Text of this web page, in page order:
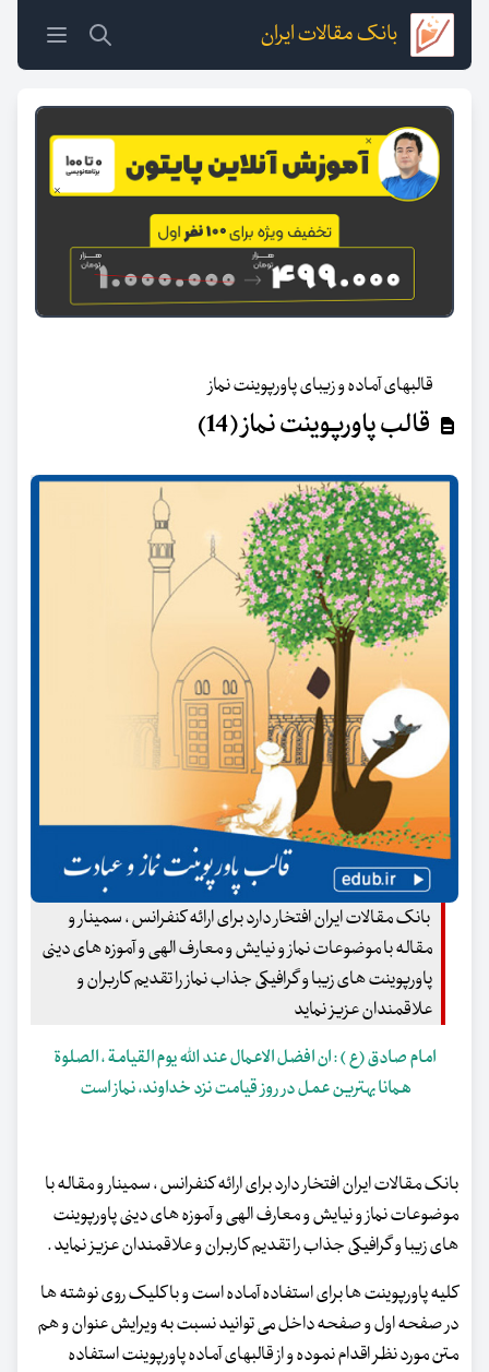
بانک مقالات ایران
قالبهای آماده و زیبای پاورپوینت نماز
قالب پاورپوینت نماز (14)
بانک مقالات ایران افتخار دارد برای ارائه کنفرانس ، سمینار و
مقاله با موضوعات نماز و نیایش و معارف الهی و آموزه های دینی
پاورپوینت های زیبا و گرافیکی جذاب نماز را تقدیم کاربران و
علاقمندان عزیز نماید
امام صادق (ع ) : ان افضل الاعمال عند الله یوم القیامة ، الصلوة
همانا بهترین عمل در روز قیامت نزد خداوند، نماز است
بانک مقالات ایران افتخار دارد برای ارائه کنفرانس ، سمینار و مقاله با
موضوعات نماز و نیایش و معارف الهی و آموزه های دینی پاورپوینت
های زیبا و گرافیکی جذاب را تقدیم کاربران و علاقمندان عزیز نماید .
کلیه پاورپوینت ها برای استفاده آماده است و با کلیک روی نوشته ها
در صفحه اول و صفحه داخل می توانید نسبت به ویرایش عنوان و هم
متن مورد نظر اقدام نموده و از قالبهای آماده پاورپوینت استفاده